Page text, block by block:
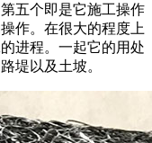
五个即是它施工操作
作。在很大的程度上
进程。一起它的用处
堤以及土坡。